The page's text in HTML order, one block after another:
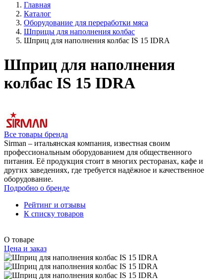
Главная
Каталог
Оборудование для переработки мяса
Шприцы для наполнения колбас
Шприц для наполнения колбас IS 15 IDRA
Шприц для наполнения
колбас IS 15 IDRA
Все товары бренда
Sirman – итальянская компания, известная своим
профессиональным оборудованием для общественного
питания. Её продукция стоит в многих ресторанах, кафе и
других заведениях, где требуется надёжное и качественное
оборудование.
Подробно о бренде
Рейтинг и отзывы
К списку товаров
О товаре
Цена и заказ